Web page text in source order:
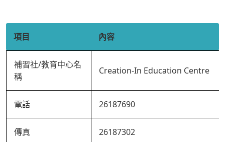
項目 內容
補習社/教育中心名
稱
Creation-In Education Centre
電話 26187690
傳真 26187302